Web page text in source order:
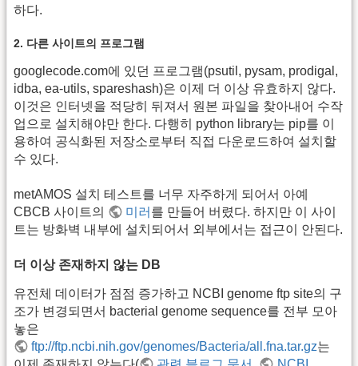
하다.
2. 다른 사이트의 프로그램
googlecode.com에 있던 프로그램(psutil, pysam, prodigal,
idba, ea-utils, spareshash)은 이제 더 이상 유효하지 않다.
이것은 인터넷을 적당히 뒤져서 원본 파일을 찾아내어 수작
업으로 설치해야만 한다. 다행히 python library는 pip를 이
용하여 공식화된 저장소로부터 직접 다운로드하여 설치할
수 있다.
metAMOS 설치 테스트를 너무 자주하게 되어서 아예
CBCB 사이트의
미러 를 만들어 버렸다. 하지만 이 사이
트는 방화벽 내부에 설치되어서 외부에서는 접근이 안된다.
더 이상 존재하지 않는 DB
유전체 데이터가 점점 증가하고 NCBI genome ftp site의 구
조가 변경되면서 bacterial genome sequence를 전부 모아
놓은
ftp://ftp.ncbi.nih.gov/genomes/Bacteria/all.fna.tar.gz는